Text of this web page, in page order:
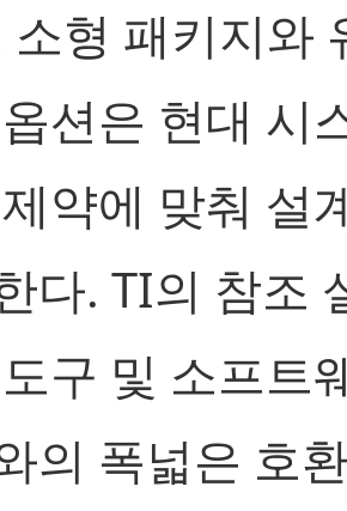
소형 패키지와
션은 현대 시
약에 맞춰 설
다. TI의 참조
구 및 소프트
의 폭넓은 호